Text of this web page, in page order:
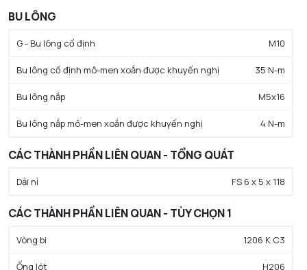
BU LÔNG
G - Bu lông cố định M10
Bu lông cố định mô-men xoắn được khuyến nghị 35 N-m
Bu lông nắp M5x16
Bu lông nắp mô-men xoắn được khuyến nghị 4 N-m
CÁC THÀNH PHẦN LIÊN QUAN - TỔNG QUÁT
Dải nỉ FS 6 x 5 x 118
CÁC THÀNH PHẦN LIÊN QUAN - TÙY CHỌN 1
Vòng bi 1206 K C3
Ống lót H206